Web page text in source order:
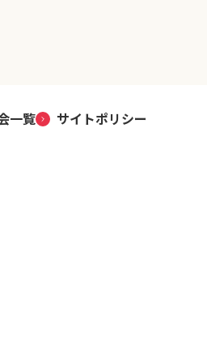
一覧 サイトポリシー